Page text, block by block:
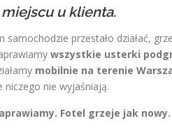
u klienta.
przestało działać,
wszystkie usterki
mobilnie na terenie
niczego nie wyjaśniają.
Fotel grzeje jak nowy.